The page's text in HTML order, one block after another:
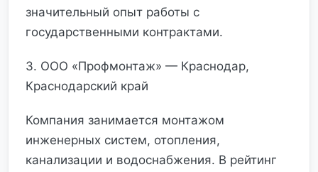
значительный опыт работы с
государственными контрактами.
3. ООО «Профмонтаж» — Краснодар,
Краснодарский край
Компания занимается монтажом
инженерных систем, отопления,
канализации и водоснабжения. В рейтинг